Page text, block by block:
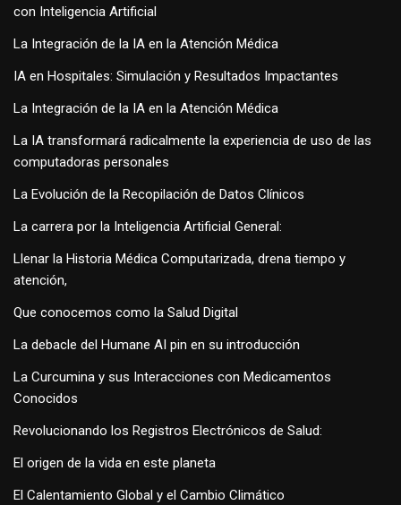
con Inteligencia Artificial
La Integración de la IA en la Atención Médica
IA en Hospitales: Simulación y Resultados Impactantes
La Integración de la IA en la Atención Médica
La IA transformará radicalmente la experiencia de uso de las
computadoras personales
La Evolución de la Recopilación de Datos Clínicos
La carrera por la Inteligencia Artificial General:
Llenar la Historia Médica Computarizada, drena tiempo y
atención,
Que conocemos como la Salud Digital
La debacle del Humane AI pin en su introducción
La Curcumina y sus Interacciones con Medicamentos
Conocidos
Revolucionando los Registros Electrónicos de Salud:
El origen de la vida en este planeta
El Calentamiento Global y el Cambio Climático